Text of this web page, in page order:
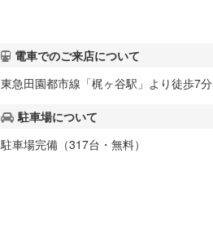
電車でのご来店について
東急田園都市線「梶ヶ谷駅」より徒歩7分
駐車場について
駐車場完備（317台・無料）